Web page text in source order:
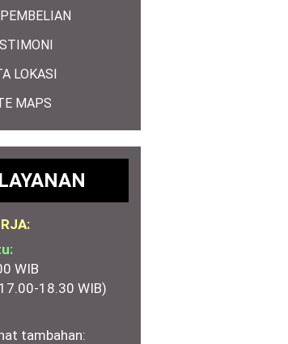
LOKASI
MAPS
WIB
18.30 WIB)
tambahan: